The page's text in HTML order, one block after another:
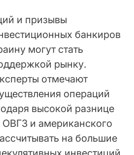
и призывы
банкиров
могут стать
рынку.
отмечают
операций
высокой разнице
и американского
на большие